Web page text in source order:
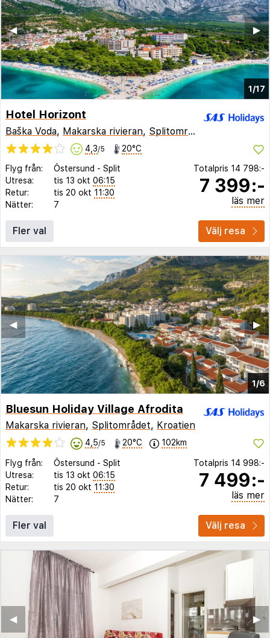
1/17
▶︎
◀︎
Hotel Horizont
Baška Voda, Makarska rivieran, Splitområdet
4,3/5 20°C
Flyg från: Östersund - Split
Utresa:
tis 13 okt 06:15
Retur:
tis 20 okt 11:30
Nätter:
7
Totalpris 14 798:-
7 399:-
läs mer
Fler val Välj resa
1/6
▶︎
◀︎
Bluesun Holiday Village Afrodita
Makarska rivieran, Splitområdet, Kroatien
4,5/5 20°C 102km
Flyg från: Östersund - Split
Utresa:
tis 13 okt 06:15
Retur:
tis 20 okt 11:30
Nätter:
7
Totalpris 14 998:-
7 499:-
läs mer
Fler val Välj resa
▶︎
◀︎